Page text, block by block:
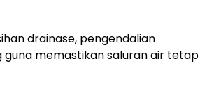
drainase, pengendalian
memastikan saluran air tetap